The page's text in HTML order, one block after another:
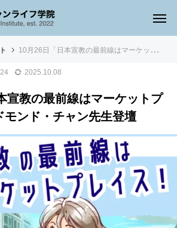
10月26日「日本宣教の最前線はマーケットプレイス！」エドモンド・チャン先生登壇
2025.10.08
宣教の最前線はマーケットプ
モンド・チャン先生登壇